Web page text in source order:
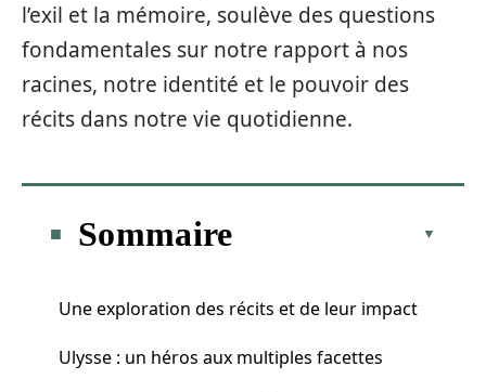
l’exil et la mémoire, soulève des questions
fondamentales sur notre rapport à nos
racines, notre identité et le pouvoir des
récits dans notre vie quotidienne.
Sommaire
Une exploration des récits et de leur impact
Ulysse : un héros aux multiples facettes